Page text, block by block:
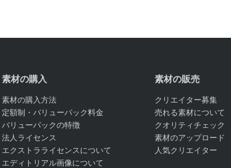
素材の購入
素材の購入方法
定額制・バリューパック料金
バリューパックの特徴
法人ライセンス
エクストラライセンスについて
エディトリアル画像について
素材の販売
クリエイター募集
売れる素材について
クオリティチェック
素材のアップロード
人気クリエイター